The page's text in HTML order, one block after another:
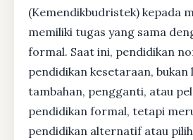
(Kemendikbudristek) kepada
memiliki tugas yang sama
formal. Saat ini, pendidikan
pendidikan kesetaraan, bukan
tambahan, pengganti, atau
pendidikan formal, tetapi
pendidikan alternatif atau